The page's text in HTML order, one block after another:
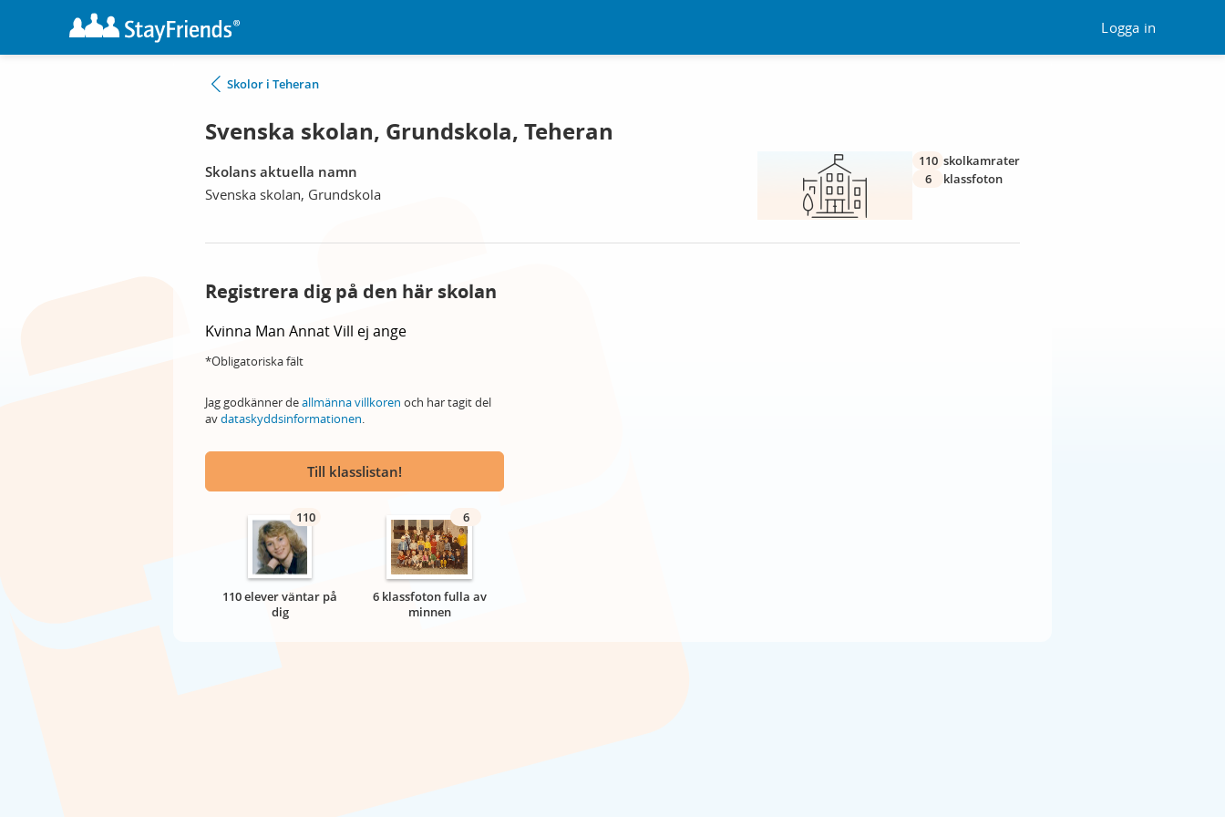
Logga in
Skolor i Teheran
Svenska skolan, Grundskola, Teheran
Skolans aktuella namn
Svenska skolan, Grundskola
110 skolkamrater
6
klassfoton
Registrera dig på den här skolan
Kvinna Man AnnatVill ej ange
*Obligatoriska fält
Jag godkänner deallmänna villkoren och har tagit del
avdataskyddsinformationen.
Till klasslistan!
110
110 elever väntar på
dig
6
6 klassfoton fulla av
minnen